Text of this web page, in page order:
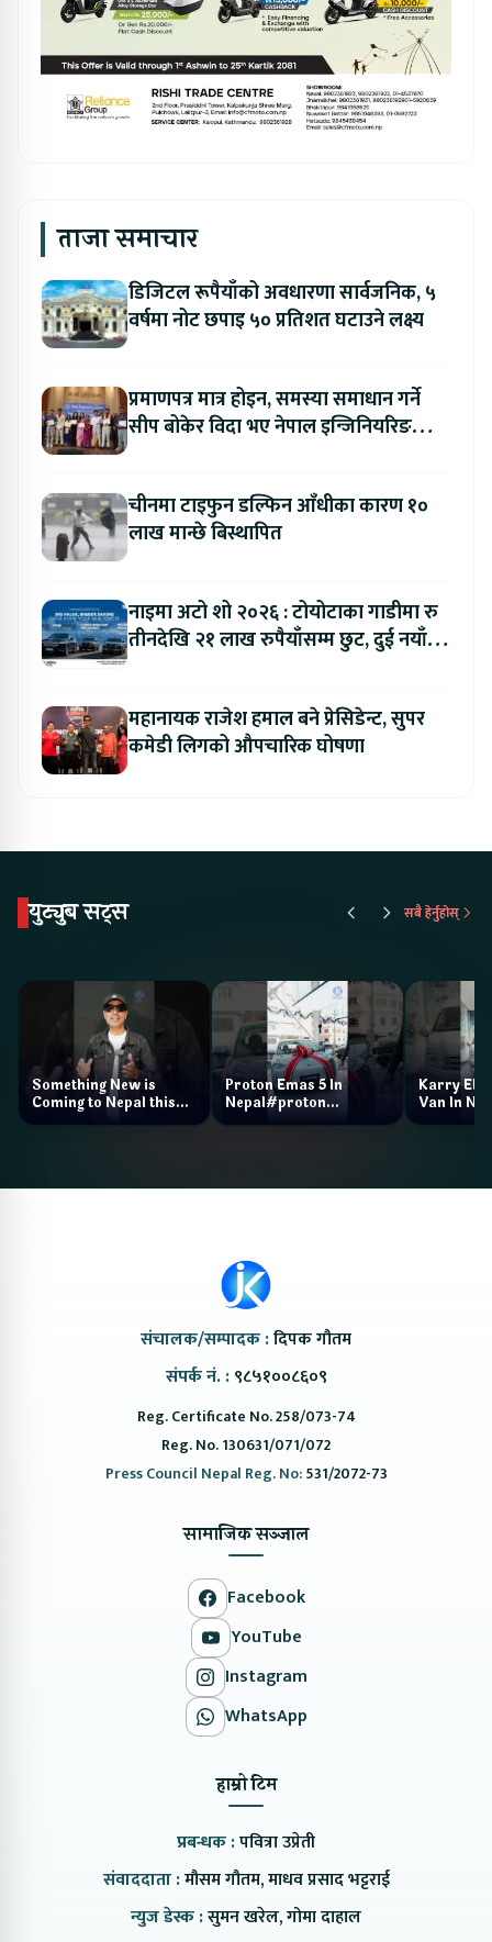
ताजा समाचार
डिजिटल रूपैयाँको अवधारणा सार्वजनिक, ५
वर्षमा नोट छपाइ ५० प्रतिशत घटाउने लक्ष्य
प्रमाणपत्र मात्र होइन, समस्या समाधान गर्ने
सीप बोकेर विदा भए नेपाल इन्जिनियरिङ
चीनमा टाइफुन डल्फिन आँधीका कारण १०
लाख मान्छे बिस्थापित
नाइमा अटो शो २०२६ : टोयोटाका गाडीमा रु
तीनदेखि २१ लाख रुपैयाँसम्म छुट, दुई नयाँ
महानायक राजेश हमाल बने प्रेसिडेन्ट, सुपर
कमेडी लिगको औपचारिक घोषणा
युट्युब सट्स सबै हेर्नुहोस्
Something New is
Coming to Nepal this
Proton Emas 5 In
Nepal#proton
Karry
Van In
संचालक/सम्पादक :दिपक गौतम
संपर्क नं. : ९८५१००८६०९
Reg. Certificate No. 258/073-74
Reg. No. 130631/071/072
Press Council Nepal Reg. No:531/2072-73
सामाजिक सञ्जाल
Facebook
YouTube
Instagram
WhatsApp
हाम्रो टिम
प्रबन्धक :पवित्रा उप्रेती
संवाददाता :मौसम गौतम, माधव प्रसाद भट्टराई
न्युज डेस्क :सुमन खरेल, गोमा दाहाल